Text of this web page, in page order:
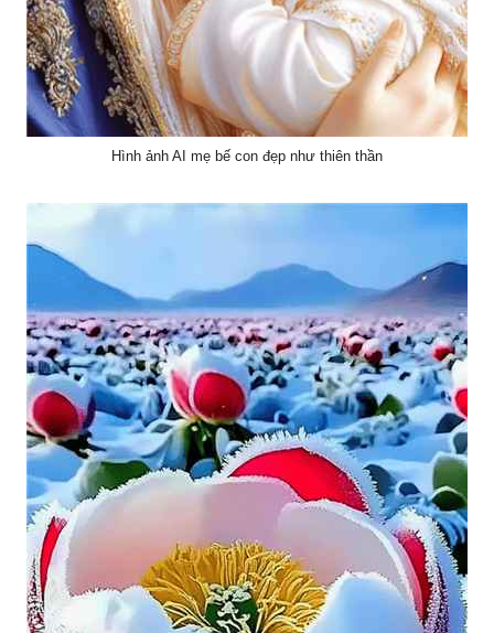
Hình ảnh AI mẹ bế con đẹp như thiên thần